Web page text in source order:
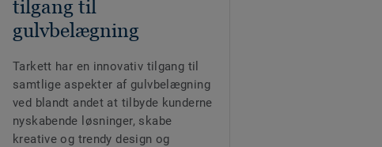
tilgang til
gulvbelægning
Tarkett har en innovativ tilgang til
samtlige aspekter af gulvbelægning
ved blandt andet at tilbyde kunderne
nyskabende løsninger, skabe
kreative og trendy design og